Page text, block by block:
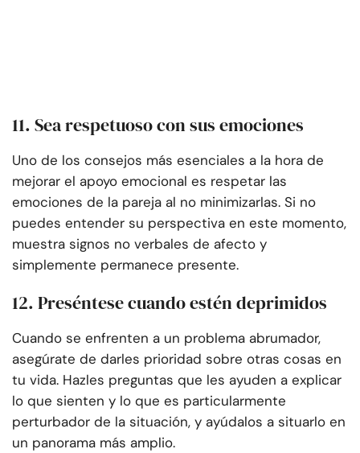
11. Sea respetuoso con sus emociones
Uno de los consejos más esenciales a la hora de
mejorar el apoyo emocional es respetar las
emociones de la pareja al no minimizarlas. Si no
puedes entender su perspectiva en este momento,
muestra signos no verbales de afecto y
simplemente permanece presente.
12. Preséntese cuando estén deprimidos
Cuando se enfrenten a un problema abrumador,
asegúrate de darles prioridad sobre otras cosas en
tu vida. Hazles preguntas que les ayuden a explicar
lo que sienten y lo que es particularmente
perturbador de la situación, y ayúdalos a situarlo en
un panorama más amplio.